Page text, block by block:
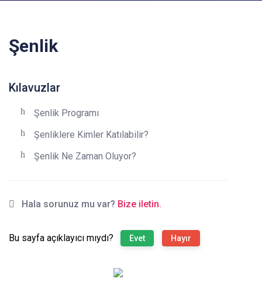
Şenlik
Kılavuzlar
Şenlik Programı
Şenliklere Kimler Katılabilir?
Şenlik Ne Zaman Oluyor?
Hala sorunuz mu var? Bize iletin.
Bu sayfa açıklayıcı mıydı? Evet Hayır